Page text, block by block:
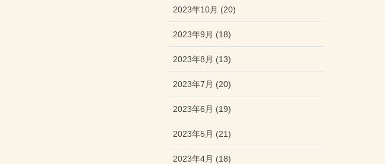
2023年10月 (20)
2023年9月 (18)
2023年8月 (13)
2023年7月 (20)
2023年6月 (19)
2023年5月 (21)
2023年4月 (18)